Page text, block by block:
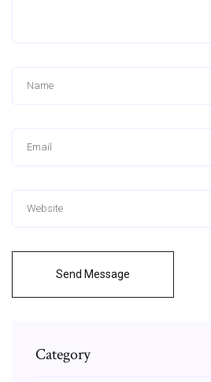
Send Message
Category